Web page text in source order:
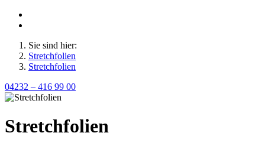
Sie sind hier:
Stretchfolien
Stretchfolien
04232 – 416 99 00
Stretchfolien